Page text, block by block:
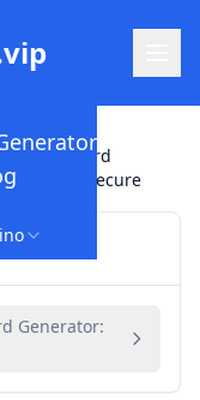
Password
Pa Secure
Generator: